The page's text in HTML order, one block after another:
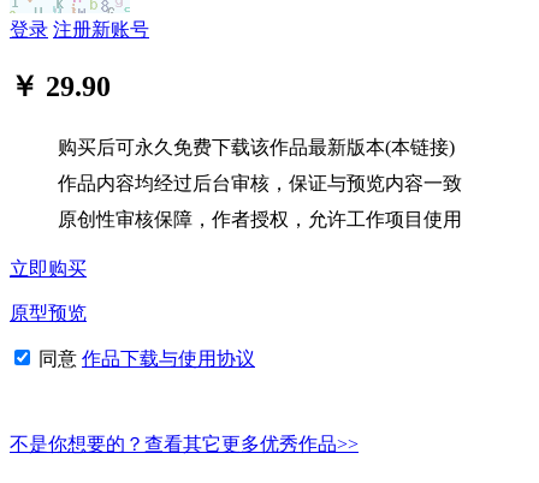
登录 注册新账号
￥ 29.90
购买后可永久免费下载该作品最新版本(本链接)
作品内容均经过后台审核，保证与预览内容一致
原创性审核保障，作者授权，允许工作项目使用
立即购买
原型预览
同意 作品下载与使用协议
不是你想要的？查看其它更多优秀作品>>